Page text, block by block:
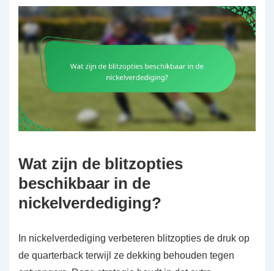
Wat zijn de blitzopties
beschikbaar in de
nickelverdediging?
In nickelverdediging verbeteren blitzopties de druk op
de quarterback terwijl ze dekking behouden tegen